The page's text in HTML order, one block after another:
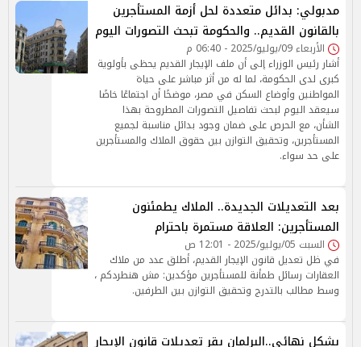
مدبولي: بدائل متعددة لحل أزمة المستأجرين
بالقانون القديم.. والحكومة تبحث التصورات اليوم
الأربعاء 09/يوليو/2025 - 06:40 م
أشار رئيس الوزراء إلى أن ملف الإيجار القديم يحظى بأولوية
كبرى لدى الحكومة، لما له من أثر مباشر على حياة
المواطنين وأوضاع السكن في مصر، موضحًا أن اجتماعًا خاصًا
سيعقد اليوم لبحث تفاصيل التصورات المطروحة بهذا
الشأن، مع الحرص على ضمان وجود بدائل مناسبة لجميع
المستأجرين، وتحقيق التوازن بين حقوق الملاك والمستأجرين
على حد سواء.
بعد التعديلات الجديدة.. الملاك يطمئنون
المستأجرين: العلاقة مستمرة باحترام
السبت 05/يوليو/2025 - 12:01 ص
في ظل تعديل قانون الإيجار القديم، أطلق عدد من ملاك
العقارات رسائل طمأنة للمستأجرين مؤكدين: مش هنطردكم ،
وسط مطالب بالتدرج وتحقيق التوازن بين الطرفين.
بشكل نهائي..البرلمان يقر تعديلات قانون الإيجار